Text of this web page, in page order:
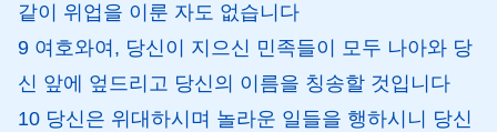
같이 위업을 이룬 자도 없습니다
9 여호와여, 당신이 지으신 민족들이 모두 나아와 당
신 앞에 엎드리고 당신의 이름을 칭송할 것입니다
10 당신은 위대하시며 놀라운 일들을 행하시니 당신